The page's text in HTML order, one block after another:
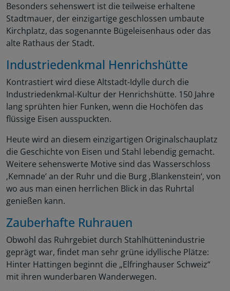
Besonders sehenswert ist die teilweise erhaltene
Stadtmauer, der einzigartige geschlossen umbaute
Kirchplatz, das sogenannte Bügeleisenhaus oder das
alte Rathaus der Stadt.
Industriedenkmal Henrichshütte
Kontrastiert wird diese Altstadt-Idylle durch die
Industriedenkmal-Kultur der Henrichshütte. 150 Jahre
lang sprühten hier Funken, wenn die Hochöfen das
flüssige Eisen ausspuckten.
Heute wird an diesem einzigartigen Originalschauplatz
die Geschichte von Eisen und Stahl lebendig gemacht.
Weitere sehenswerte Motive sind das Wasserschloss
‚Kemnade‘ an der Ruhr und die Burg ‚Blankenstein‘, von
wo aus man einen herrlichen Blick in das Ruhrtal
genießen kann.
Zauberhafte Ruhrauen
Obwohl das Ruhrgebiet durch Stahlhüttenindustrie
geprägt war, findet man sehr grüne idyllische Plätze:
Hinter Hattingen beginnt die „Elfringhauser Schweiz“
mit ihren wunderbaren Wanderwegen.